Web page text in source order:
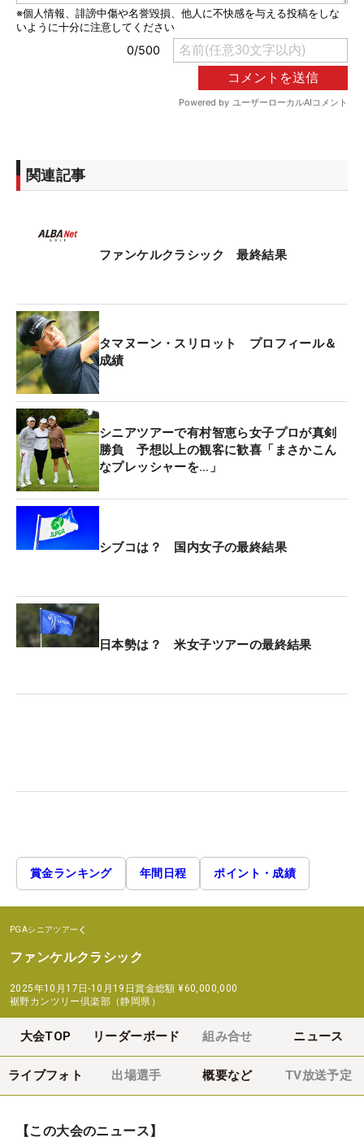
関連記事
ファンケルクラシック 最終結果
タマヌーン・スリロット プロフィール＆
成績
シニアツアーで有村智恵ら女子プロが真剣
勝負 予想以上の観客に歓喜「まさかこん
なプレッシャーを…」
シブコは？ 国内女子の最終結果
日本勢は？ 米女子ツアーの最終結果
賞金ランキング 年間日程 ポイント・成績
PGAシニアツアー
ファンケルクラシック
2025年10月17日-10月19日賞金総額 ¥60,000,000
裾野カンツリー倶楽部（静岡県）
大会TOP リーダーボード 組み合せ ニュース
ライブフォト 出場選手 概要など TV放送予定
【この大会のニュース】